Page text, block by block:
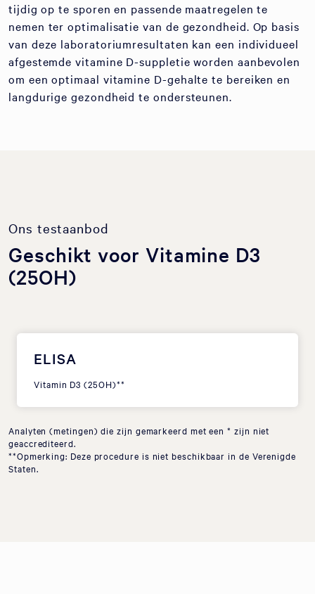
tijdig op te sporen en passende maatregelen te
nemen ter optimalisatie van de gezondheid. Op basis
van deze laboratoriumresultaten kan een individueel
afgestemde vitamine D-suppletie worden aanbevolen
om een optimaal vitamine D-gehalte te bereiken en
langdurige gezondheid te ondersteunen.
Ons testaanbod
Geschikt voor Vitamine D3
(25OH)
ELISA
Vitamin D3 (25OH)**
Analyten (metingen) die zijn gemarkeerd met een * zijn niet
geaccrediteerd.
**Opmerking: Deze procedure is niet beschikbaar in de Verenigde
Staten.